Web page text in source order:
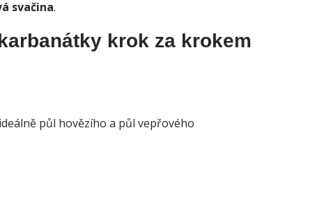
svačina.
krok za krokem
půl hovězího a půl vepřového